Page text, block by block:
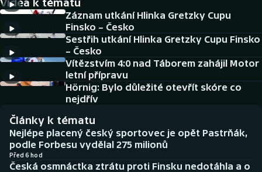
Cyklistika
DALŠÍ SPORTY
Americký fotbal
Baseball a softbal
Basketbal
Biatlon
NEPŘEHLÉDNĚTE
Historické návraty
Aplikace ČT sport
Videa k tématu
Záznam utkání Hlinka Gretzky Cupu
Finsko – Česko
Sestřih utkání Hlinka Gretzky Cupu Finsko
– Česko
Vítězstvím 4:0 nad Táborem zahájil Motor
letní přípravu
Hörnig: Bylo důležité otevřít skóre co
nejdřív
Články k tématu
Nejlépe placený český sportovec je opět Pastrňák,
podle Forbesu vydělal 275 milionů
Před 6 hod
Česká osmnáctka ztrátu proti Finsku nedotáhla a o